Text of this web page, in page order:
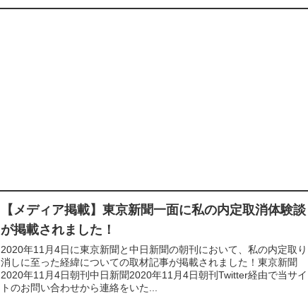
【メディア掲載】東京新聞一面に私の内定取消体験談
が掲載されました！
2020年11月4日に東京新聞と中日新聞の朝刊において、私の内定取り
消しに至った経緯についての取材記事が掲載されました！東京新聞
2020年11月4日朝刊中日新聞2020年11月4日朝刊Twitter経由で当サイ
トのお問い合わせから連絡をいた...